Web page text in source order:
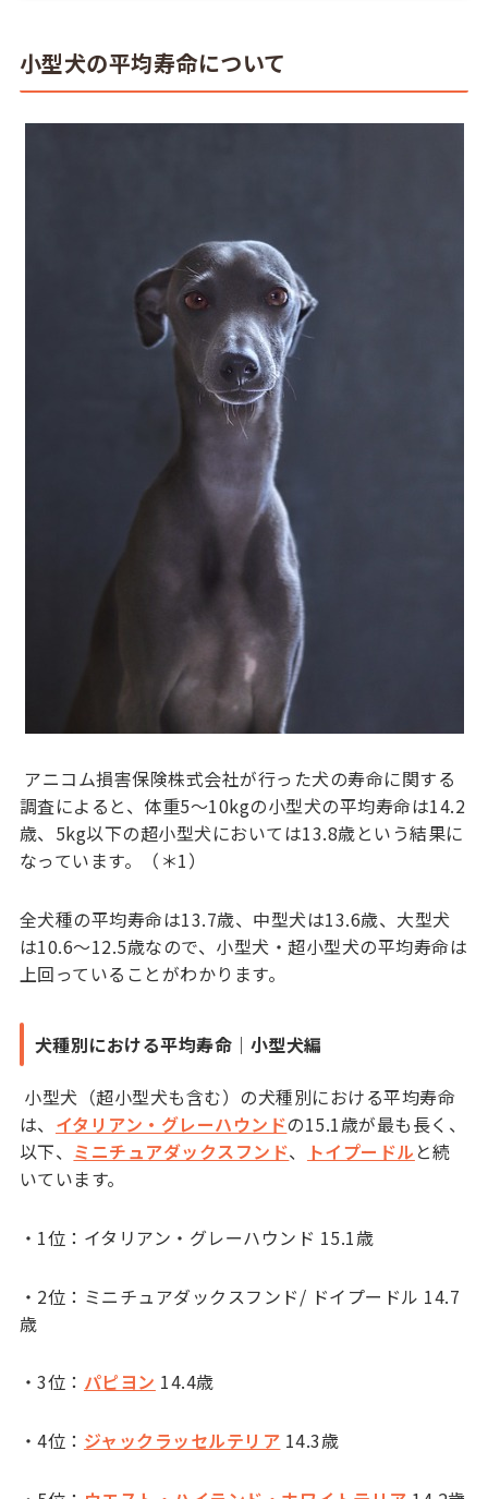
小型犬の平均寿命について
アニコム損害保険株式会社が行った犬の寿命に関する
調査によると、体重5〜10kgの小型犬の平均寿命は14.2
歳、5kg以下の超小型犬においては13.8歳という結果に
なっています。（＊1）
全犬種の平均寿命は13.7歳、中型犬は13.6歳、大型犬
は10.6〜12.5歳なので、小型犬・超小型犬の平均寿命は
上回っていることがわかります。
犬種別における平均寿命｜小型犬編
小型犬（超小型犬も含む）の犬種別における平均寿命
は、 イタリアン・グレーハウンドの15.1歳が最も長く、
以下、 ミニチュアダックスフンド、 トイプードル と続
いています。
・1位：イタリアン・グレーハウンド 15.1歳
・2位：ミニチュアダックスフンド/ ドイプードル 14.7
歳
・3位： パピヨン 14.4歳
・4位： ジャックラッセルテリア 14.3歳